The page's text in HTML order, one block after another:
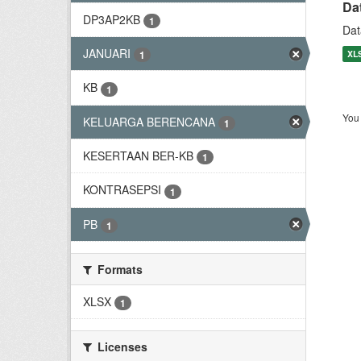
DP3AP2KB 1
JANUARI 1
KB 1
KELUARGA BERENCANA 1
KESERTAAN BER-KB 1
KONTRASEPSI 1
PB 1
Formats
XLSX
1
Licenses